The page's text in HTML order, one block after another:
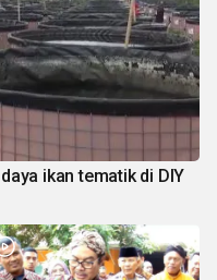
ikan tematik di DIY